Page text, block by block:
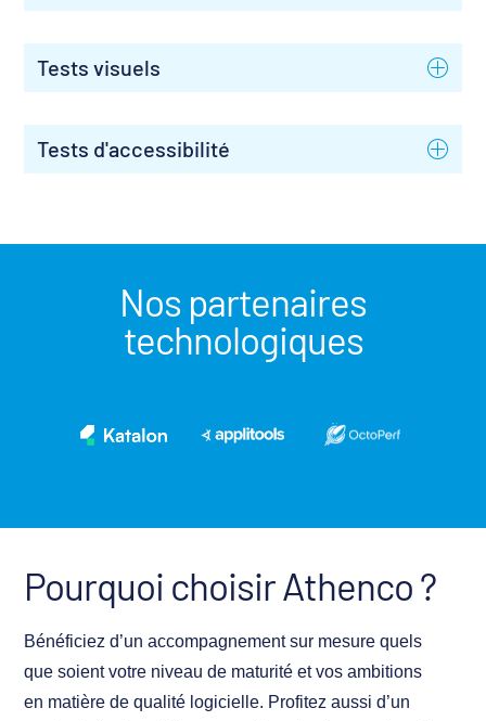
Tests visuels
Tests d'accessibilité
Nos partenaires
technologiques
Pourquoi choisir Athenco ?
Bénéficiez d’un accompagnement sur mesure quels
que soient votre niveau de maturité et vos ambitions
en matière de qualité logicielle. Profitez aussi d’un